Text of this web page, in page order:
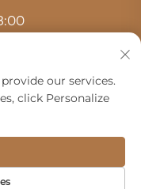
за приватност
За Нас
our services.
click Personalize